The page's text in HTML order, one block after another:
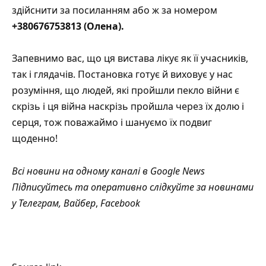
здійснити за посиланням або ж за номером
+380676753813 (Олена).
Запевнимо вас, що ця вистава лікує як її учасників,
так і глядачів. Постановка готує й виховує у нас
розуміння, що людей, які пройшли пекло війни є
скрізь і ця війна наскрізь пройшла через їх долю і
серця, тож поважаймо і шануємо їх подвиг
щоденно!
Всі новини на одному каналі в Google News
Підписуйтесь та оперативно слідкуйте за новинами
уТелеграм, Вайбер, Facebook